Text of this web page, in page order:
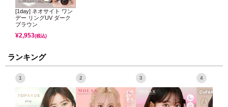
[1day] ネオサイト ワン
デー リングUV ダーク
ブラウン
¥2,953(税込)
ランキング
1 2 3 4